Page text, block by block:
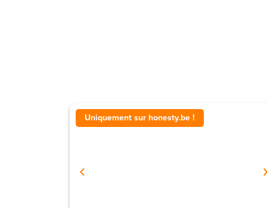
Uniquement sur honesty.be !